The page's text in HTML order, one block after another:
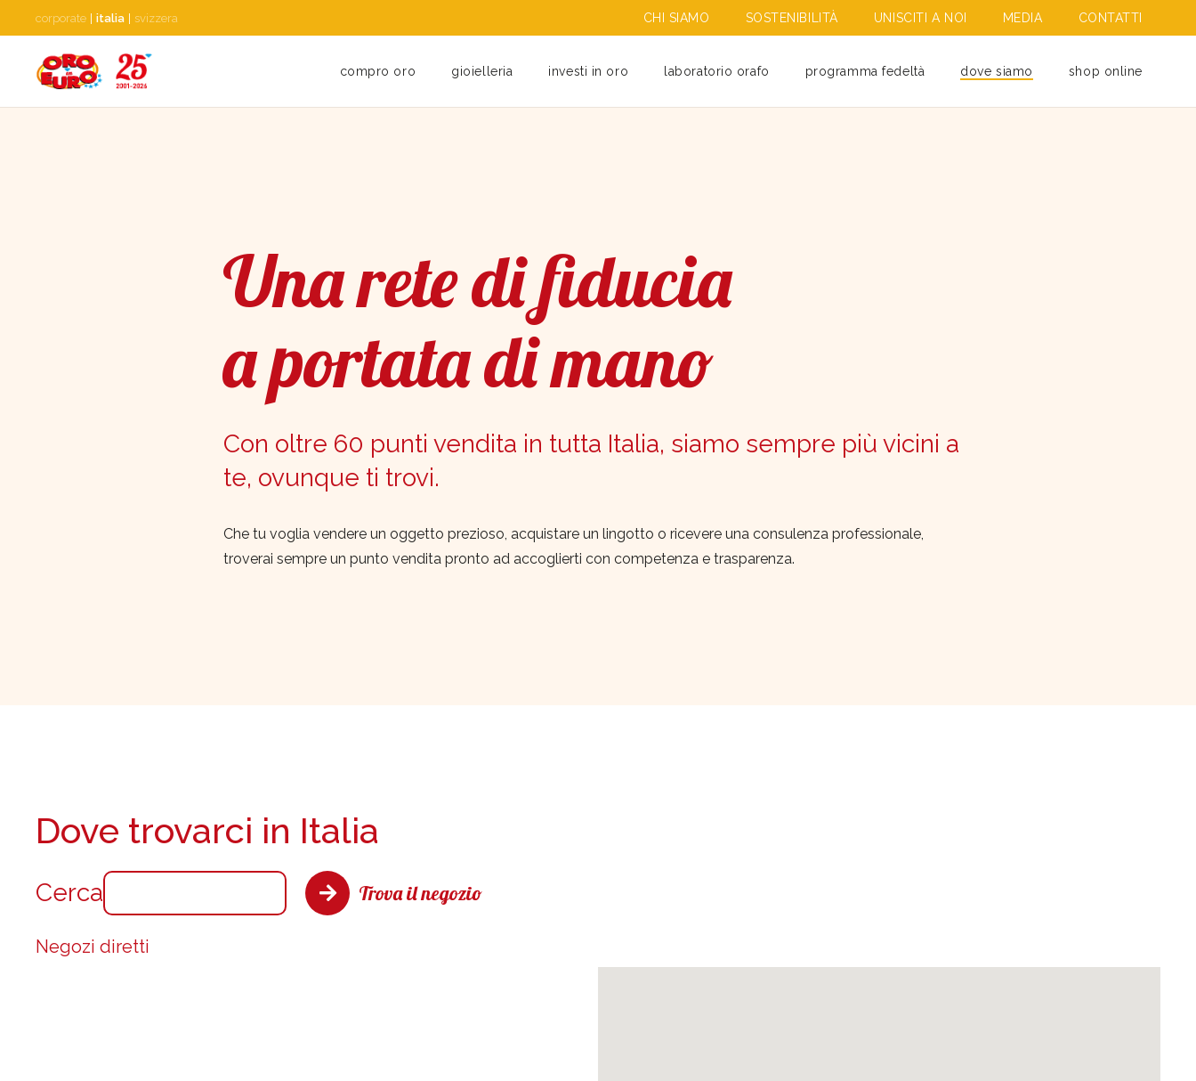
corporate italia svizzera CHI SIAMO SOSTENIBILITÀ UNISCITI A NOI MEDIA CONTATTI
compro oro gioielleria investi in oro laboratorio orafo programma fedeltà dove siamo shop online
Una rete di fiducia
a portata di mano
Con oltre 60 punti vendita in tutta Italia, siamo sempre più vicini a
te, ovunque ti trovi.
Che tu voglia vendere un oggetto prezioso, acquistare un lingotto o ricevere una consulenza professionale,
troverai sempre un punto vendita pronto ad accoglierti con competenza e trasparenza.
Cerca Trova il negozio
Dove trovarci in Italia
Negozi diretti